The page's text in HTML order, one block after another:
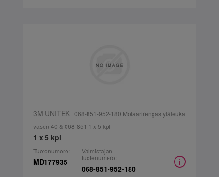
3M UNITEK| 068-851-952-180 Molaarirengas yläleuka
vasen 40 & 068-851 1 x 5 kpl
1 x 5 kpl
Tuotenumero:
MD177935
Valmistajan
tuotenumero:
068-851-952-180